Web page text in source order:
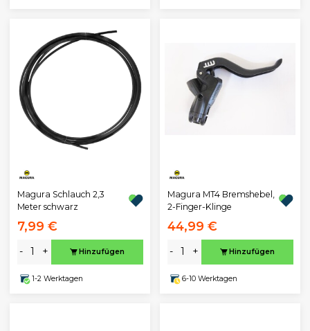
Magura Schlauch 2,3
Meter schwarz
7,99 €
- + Hinzufügen
1-2 Werktagen
Magura MT4 Bremshebel,
2-Finger-Klinge
44,99 €
- + Hinzufügen
6-10 Werktagen